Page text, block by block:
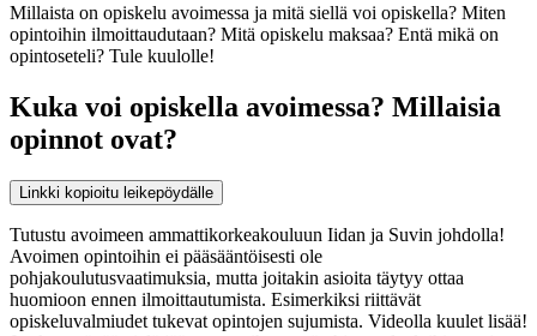
Millaista on opiskelu avoimessa ja mitä siellä voi opiskella? Miten
opintoihin ilmoittaudutaan? Mitä opiskelu maksaa? Entä mikä on
opintoseteli? Tule kuulolle!
Kuka voi opiskella avoimessa? Millaisia
opinnot ovat?
Linkki kopioitu leikepöydälle
Tutustu avoimeen ammattikorkeakouluun Iidan ja Suvin johdolla!
Avoimen opintoihin ei pääsääntöisesti ole
pohjakoulutusvaatimuksia, mutta joitakin asioita täytyy ottaa
huomioon ennen ilmoittautumista. Esimerkiksi riittävät
opiskeluvalmiudet tukevat opintojen sujumista. Videolla kuulet lisää!